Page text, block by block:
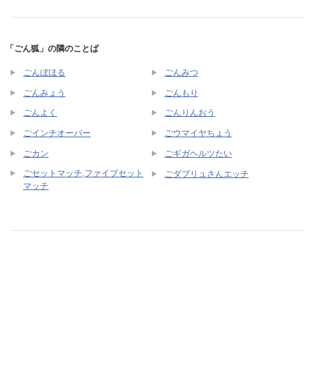
「ごん狐」の隣のことば
ごんぼほる ごんみつ
ごんみょう ごんもり
ごんよく ごんりんおう
ごインチオーバー ごウマイヤちょう
ごカン
ごギガヘルツたい
ごセットマッチ,ファイブセット
マッチ
ごダブリュさんエッチ